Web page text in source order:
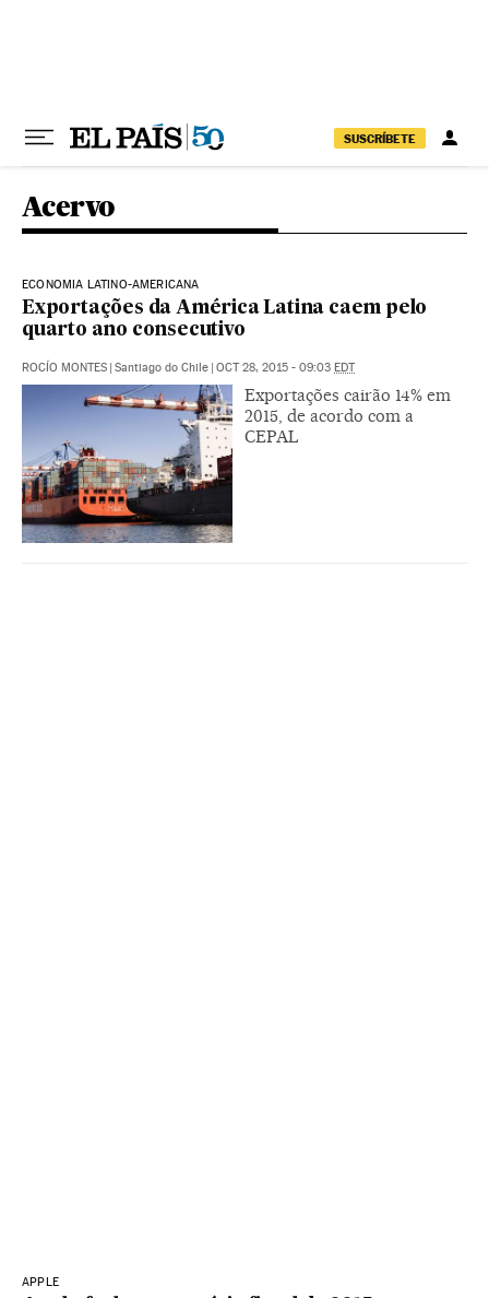
SUSCRÍBETE
Acervo
ECONOMIA LATINO-AMERICANA
Exportações da América Latina caem pelo
quarto ano consecutivo
ROCÍO MONTES | Santiago do Chile | OCT 28, 2015 - 09:03 EDT
Exportações cairão 14% em
2015, de acordo com a
CEPAL
APPLE